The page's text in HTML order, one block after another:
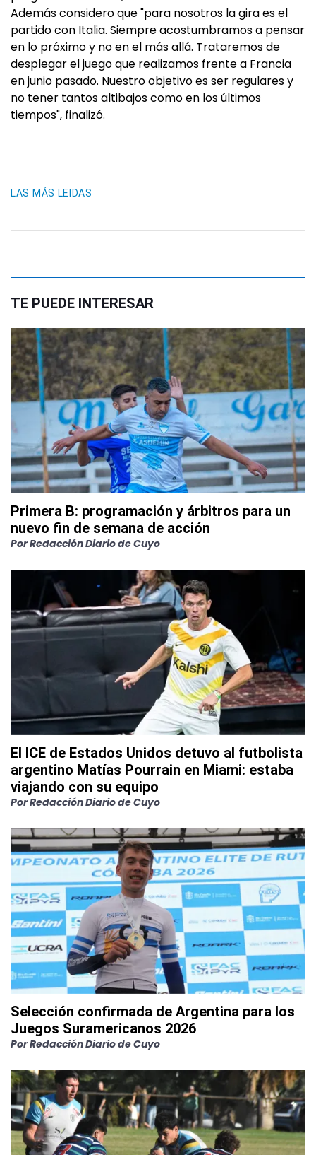
Además considero que "para nosotros la gira es el
partido con Italia. Siempre acostumbramos a pensar
en lo próximo y no en el más allá. Trataremos de
desplegar el juego que realizamos frente a Francia
en junio pasado. Nuestro objetivo es ser regulares y
no tener tantos altibajos como en los últimos
tiempos", finalizó.
LAS MÁS LEIDAS
TE PUEDE INTERESAR
Primera B: programación y árbitros para un
nuevo fin de semana de acción
PorRedacción Diario de Cuyo
El ICE de Estados Unidos detuvo al futbolista
argentino Matías Pourrain en Miami: estaba
viajando con su equipo
PorRedacción Diario de Cuyo
Selección confirmada de Argentina para los
Juegos Suramericanos 2026
PorRedacción Diario de Cuyo